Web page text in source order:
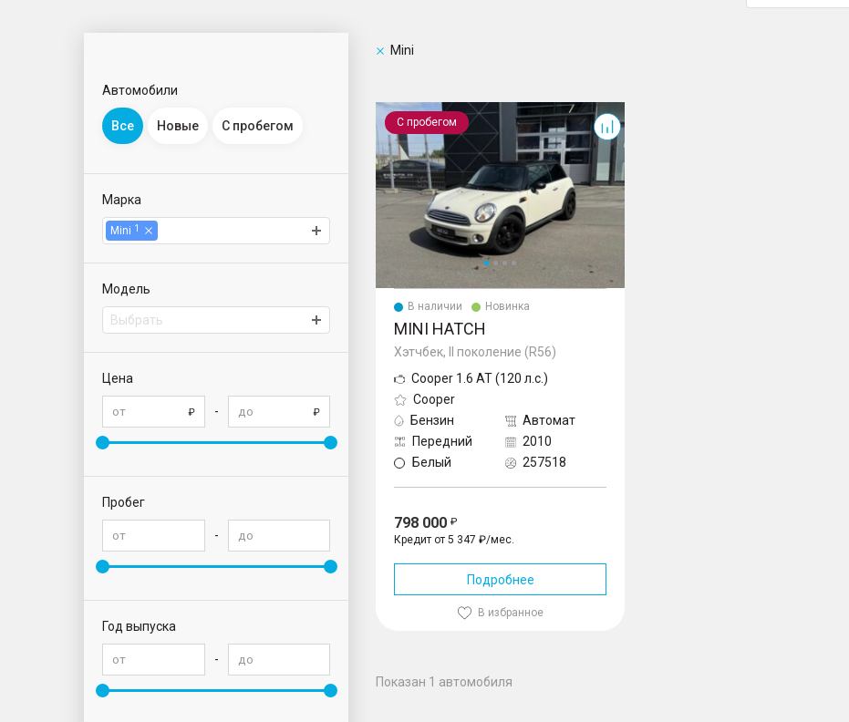
Автомобили
Все Новые С пробегом
Марка
Mini 1
Модель
Выбрать
Цена
-
Пробег
-
Год выпуска
-
Mini
С пробегом
Hatch
В наличии Новинка
MINI HATCH
Хэтчбек, II поколение (R56)
Cooper 1.6 AT (120 л.с.)
Cooper
Бензин
Автомат
Передний
2010
Белый
257518
798 000
Кредит от 5 347 ₽/мес.
Подробнее
В избранное
Показан 1 автомобиля